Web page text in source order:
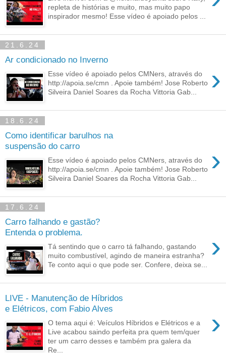
repleta de histórias e muito, mas muito papo
inspirador mesmo! Esse vídeo é apoiado pelos ...
21.6.24
Ar condicionado no Inverno
›
Esse vídeo é apoiado pelos CMNers, através do
http://apoia.se/cmn . Apoie também! Jose Roberto
Silveira Daniel Soares da Rocha Vittoria Gab...
18.6.24
Como identificar barulhos na
suspensão do carro
›
Esse vídeo é apoiado pelos CMNers, através do
http://apoia.se/cmn . Apoie também! Jose Roberto
Silveira Daniel Soares da Rocha Vittoria Gab...
17.6.24
Carro falhando e gastão?
Entenda o problema.
›
Tá sentindo que o carro tá falhando, gastando
muito combustível, agindo de maneira estranha?
Te conto aqui o que pode ser. Confere, deixa se...
LIVE - Manutenção de Híbridos
e Elétricos, com Fabio Alves
›
O tema aqui é: Veículos Híbridos e Elétricos e a
Live acabou saindo perfeita pra quem tem/quer
ter um carro desses e também pra galera da
Re...